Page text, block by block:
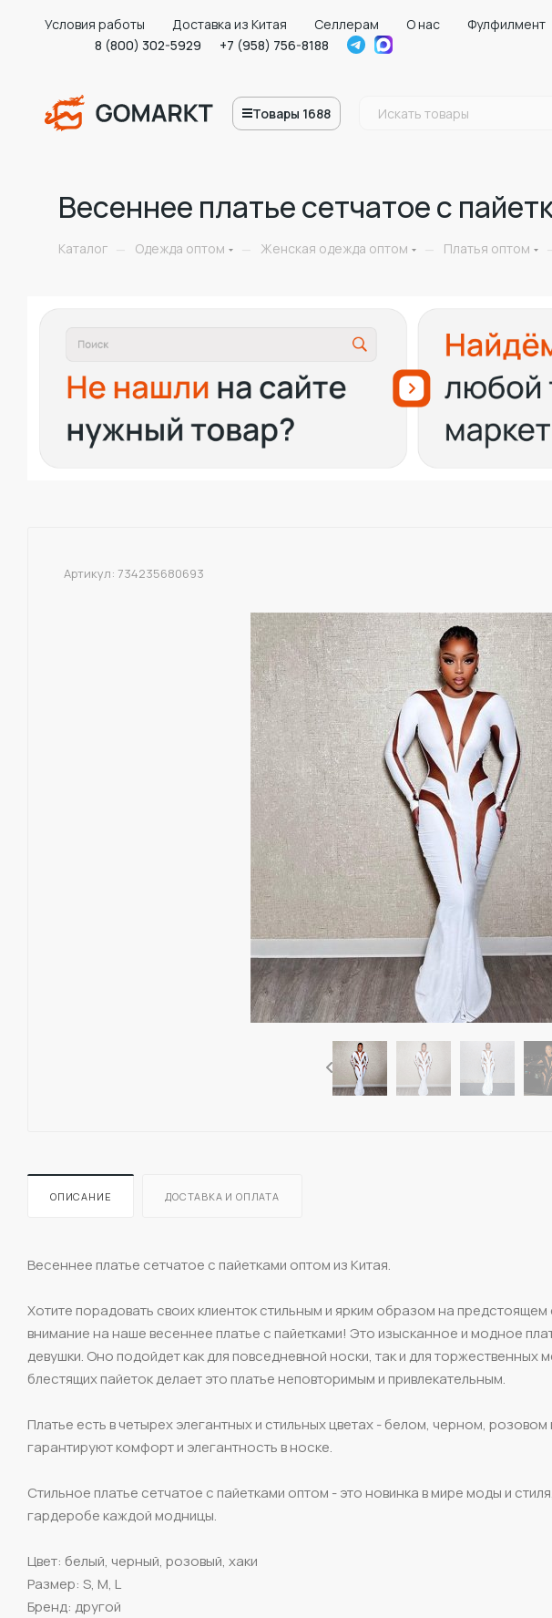
Условия работы Доставка из Китая Селлерам О нас Фулфилмент
8 (800) 302-5929
+7 (958) 756-8188
Товары 1688
Весеннее платье сетчатое с
Каталог — Одежда оптом — Женская одежда оптом — Платья оптом
Артикул: 734235680693
ОПИСАНИЕ ДОСТАВКА И ОПЛАТА
Весеннее платье сетчатое с пайетками оптом из Китая.
Хотите порадовать своих клиенток стильным и ярким образом на
внимание на наше весеннее платье с пайетками! Это изысканное и модное
девушки. Оно подойдет как для повседневной носки, так и для торжественных
блестящих пайеток делает это платье неповторимым и привлекательным.
Платье есть в четырех элегантных и стильных цветах - белом, черном,
гарантируют комфорт и элегантность в носке.
Стильное платье сетчатое с пайетками оптом - это новинка в мире моды и
гардеробе каждой модницы.
Цвет: белый, черный, розовый, хаки
Размер: S, M, L
Бренд: другой